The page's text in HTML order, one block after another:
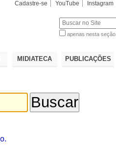
Cadastre-se YouTube Instagram
apenas nesta seção
MIDIATECA PUBLICAÇÕES